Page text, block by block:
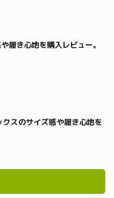
履き心地を購入レビュー。
スのサイズ感や履き心地を